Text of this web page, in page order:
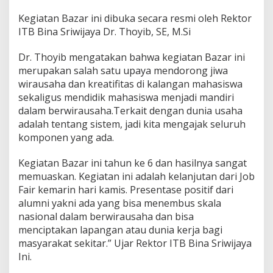
Kegiatan Bazar ini dibuka secara resmi oleh Rektor
ITB Bina Sriwijaya Dr. Thoyib, SE, M.Si
Dr. Thoyib mengatakan bahwa kegiatan Bazar ini
merupakan salah satu upaya mendorong jiwa
wirausaha dan kreatifitas di kalangan mahasiswa
sekaligus mendidik mahasiswa menjadi mandiri
dalam berwirausaha.Terkait dengan dunia usaha
adalah tentang sistem, jadi kita mengajak seluruh
komponen yang ada.
Kegiatan Bazar ini tahun ke 6 dan hasilnya sangat
memuaskan. Kegiatan ini adalah kelanjutan dari Job
Fair kemarin hari kamis. Presentase positif dari
alumni yakni ada yang bisa menembus skala
nasional dalam berwirausaha dan bisa
menciptakan lapangan atau dunia kerja bagi
masyarakat sekitar.” Ujar Rektor ITB Bina Sriwijaya
Ini.